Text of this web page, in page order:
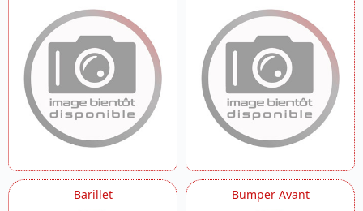
Decors
Demarreur
Echappement
Filtre A Air
Guide Chaine
Guidon
Labels
Marche Pied
Outils
Pompe A Eau
Pompe A Huile
Barillet Bumper Avant